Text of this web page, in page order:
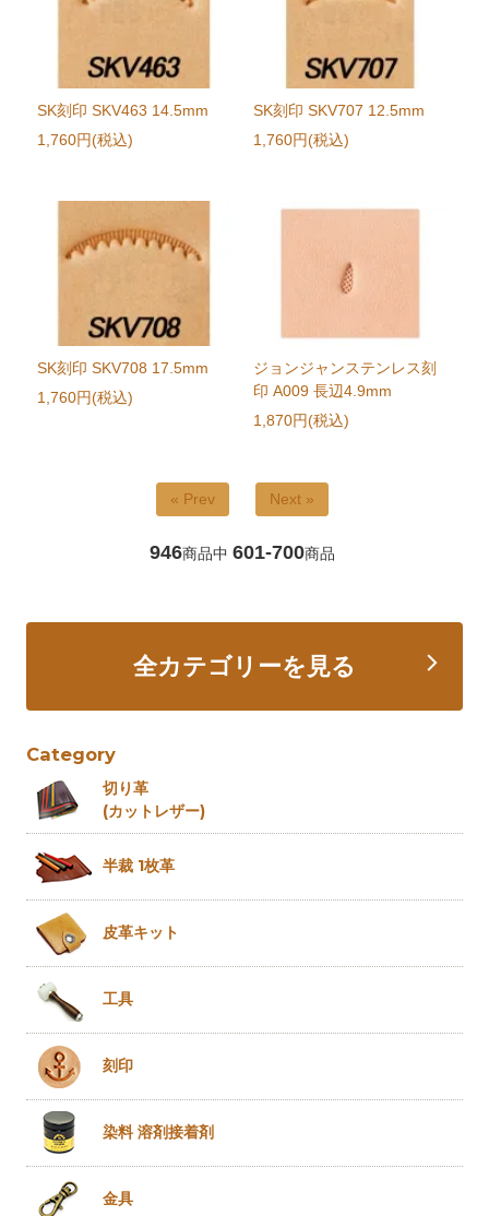
SK刻印 SKV463 14.5mm
1,760円(税込)
SK刻印 SKV707 12.5mm
1,760円(税込)
SK刻印 SKV708 17.5mm
1,760円(税込)
ジョンジャンステンレス刻
印 A009 長辺4.9mm
1,870円(税込)
« Prev Next »
946商品中 601-700商品
全カテゴリーを見る
Category
切り革
(カットレザー)
半裁 1枚革
皮革キット
工具
刻印
染料 溶剤接着剤
金具